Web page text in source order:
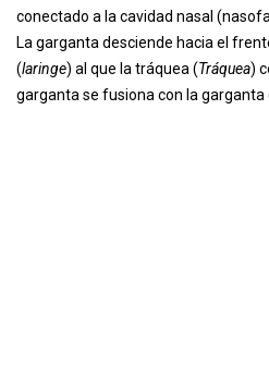
conectado a la cavidad nasal
La garganta desciende hacia el
(laringe) al que la tráquea (Tráquea)
garganta se fusiona con la garganta